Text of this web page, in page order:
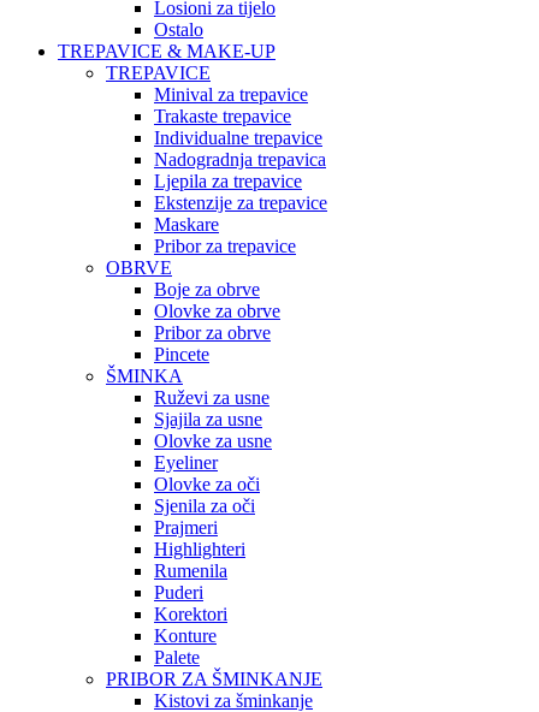
Losioni za tijelo
Ostalo
TREPAVICE & MAKE-UP
TREPAVICE
Minival za trepavice
Trakaste trepavice
Individualne trepavice
Nadogradnja trepavica
Ljepila za trepavice
Ekstenzije za trepavice
Maskare
Pribor za trepavice
OBRVE
Boje za obrve
Olovke za obrve
Pribor za obrve
Pincete
ŠMINKA
Ruževi za usne
Sjajila za usne
Olovke za usne
Eyeliner
Olovke za oči
Sjenila za oči
Prajmeri
Highlighteri
Rumenila
Puderi
Korektori
Konture
Palete
PRIBOR ZA ŠMINKANJE
Kistovi za šminkanje